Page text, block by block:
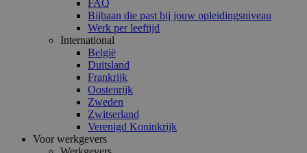
FAQ
Bijbaan die past bij jouw opleidingsniveau
Werk per leeftijd
International
België
Duitsland
Frankrijk
Oostenrijk
Zweden
Zwitserland
Verenigd Koninkrijk
Voor werkgevers